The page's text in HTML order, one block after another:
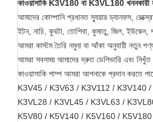
কাওয়াসাকি K3V180 বা K3VL180 খননকারী
আমাদের কোম্পানি প্রধানত স্যুয়ার ড্যানফস,
ইটন, নাচি, কুবটা, তোশিবা, কুমাতু, জিল, ইউকেন,
আমরা কাস্টম তৈরি নমুনা বা আঁকা অনুযায়ী নতুন
আমরা সবসময় আমাদের দ্রুত ডেলিভারি এবং নিখুঁত
কাওয়াসাকি পাম্প আমরা আপনাকে প্রদান করতে
K3V45 / K3V63 / K3V112 / K3V140
K3VL28 / K3VL45 / K3VL63 /
K5V80 / K5V140 / K5V160 / K5V180